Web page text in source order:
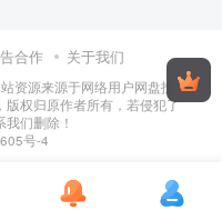
合作 关于我们
资源来源于网络用户网盘投
权归原作者所有，若侵犯了
们删除！
号-4